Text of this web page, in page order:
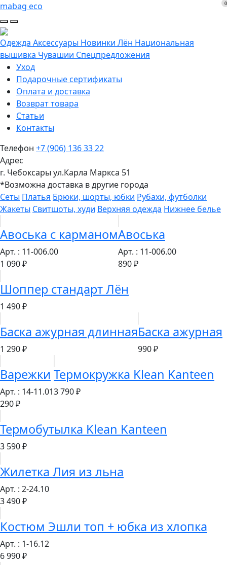
mabag eco
Одежда Аксессуары Новинки Лён Национальная
вышивка Чувашии Спецпредложения
Уход
Подарочные сертификаты
Оплата и доставка
Возврат товара
Статьи
Контакты
Телефон +7 (906) 136 33 22
Адрес
г. Чебоксары ул.Карла Маркса 51
*Возможна доставка в другие города
Сеты Платья Брюки, шорты, юбки Рубахи, футболки
Жакеты Свитшоты, худи Верхняя одежда Нижнее белье
Авоська с карманом
Арт. : 11-006.00
1 090 ₽
Авоська
Арт. : 11-006.00
890 ₽
Шоппер стандарт Лён
1 490 ₽
Баска ажурная длинная
1 290 ₽
Баска ажурная
990 ₽
Варежки
Арт. : 14-11.01
290 ₽
Термокружка Klean Kanteen
3 790 ₽
Термобутылка Klean Kanteen
3 590 ₽
Жилетка Лия из льна
Арт. : 2-24.10
3 490 ₽
Костюм Эшли топ + юбка из хлопка
Арт. : 1-16.12
6 990 ₽
0